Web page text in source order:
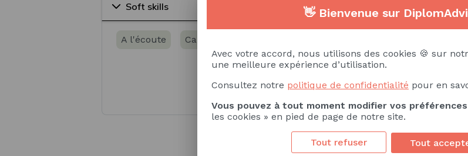
Soft skills
A l'écoute Capacité d’adaptation
👋 Bienvenue sur
Avec votre accord, nous utilisons des cookies 🍪 sur
une meilleure expérience d’utilisation.
Consultez notre politique de confidentialité pour en
Vous pouvez à tout moment modifier vos préférences
les cookies » en pied de page de notre site.
Tout refuser Tout